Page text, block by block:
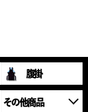
腹掛
その他商品